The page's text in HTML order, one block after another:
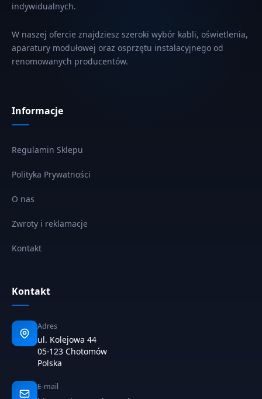
indywidualnych.
W naszej ofercie znajdziesz szeroki wybór kabli, oświetlenia,
aparatury modułowej oraz osprzętu instalacyjnego od
renomowanych producentów.
Informacje
Regulamin Sklepu
Polityka Prywatności
O nas
Zwroty i reklamacje
Kontakt
Kontakt
Adres
ul. Kolejowa 44
05-123 Chotomów
Polska
E-mail